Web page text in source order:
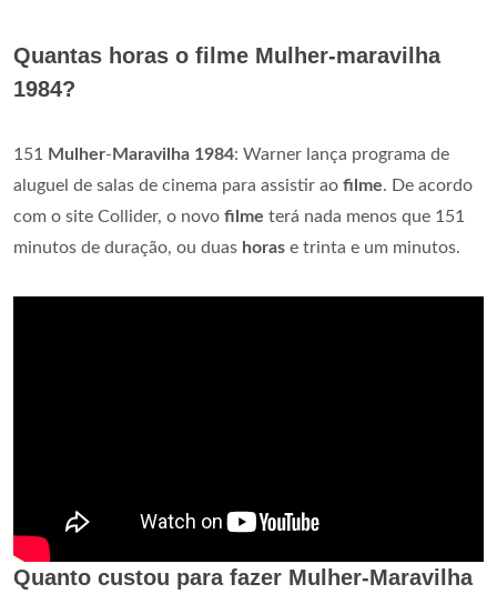
Quantas horas o filme Mulher-maravilha
1984?
151 Mulher- Maravilha 1984: Warner lança programa de
aluguel de salas de cinema para assistir ao filme. De acordo
com o site Collider, o novo filme terá nada menos que 151
minutos de duração, ou duas horas e trinta e um minutos.
Quanto custou para fazer Mulher-Maravilha